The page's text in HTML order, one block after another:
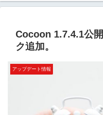
Cocoon 1.7.4.1公
ク追加。
アップデート情報